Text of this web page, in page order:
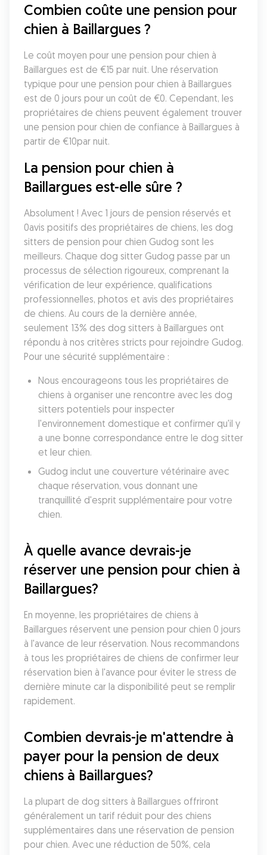
Combien coûte une pension pour
chien à Baillargues ?
Le coût moyen pour une pension pour chien à
Baillargues est de €15 par nuit. Une réservation
typique pour une pension pour chien à Baillargues
est de 0 jours pour un coût de €0. Cependant, les
propriétaires de chiens peuvent également trouver
une pension pour chien de confiance à Baillargues à
partir de €10par nuit.
La pension pour chien à
Baillargues est-elle sûre ?
Absolument ! Avec 1 jours de pension réservés et
0avis positifs des propriétaires de chiens, les dog
sitters de pension pour chien Gudog sont les
meilleurs. Chaque dog sitter Gudog passe par un
processus de sélection rigoureux, comprenant la
vérification de leur expérience, qualifications
professionnelles, photos et avis des propriétaires
de chiens. Au cours de la dernière année,
seulement 13% des dog sitters à Baillargues ont
répondu à nos critères stricts pour rejoindre Gudog.
Pour une sécurité supplémentaire :
Nous encourageons tous les propriétaires de
chiens à organiser une rencontre avec les dog
sitters potentiels pour inspecter
l'environnement domestique et confirmer qu'il y
a une bonne correspondance entre le dog sitter
et leur chien.
Gudog inclut une couverture vétérinaire avec
chaque réservation, vous donnant une
tranquillité d'esprit supplémentaire pour votre
chien.
À quelle avance devrais-je
réserver une pension pour chien à
Baillargues?
En moyenne, les propriétaires de chiens à
Baillargues réservent une pension pour chien 0 jours
à l'avance de leur réservation. Nous recommandons
à tous les propriétaires de chiens de confirmer leur
réservation bien à l'avance pour éviter le stress de
dernière minute car la disponibilité peut se remplir
rapidement.
Combien devrais-je m'attendre à
payer pour la pension de deux
chiens à Baillargues?
La plupart de dog sitters à Baillargues offriront
généralement un tarif réduit pour des chiens
supplémentaires dans une réservation de pension
pour chien. Avec une réduction de 50%, cela